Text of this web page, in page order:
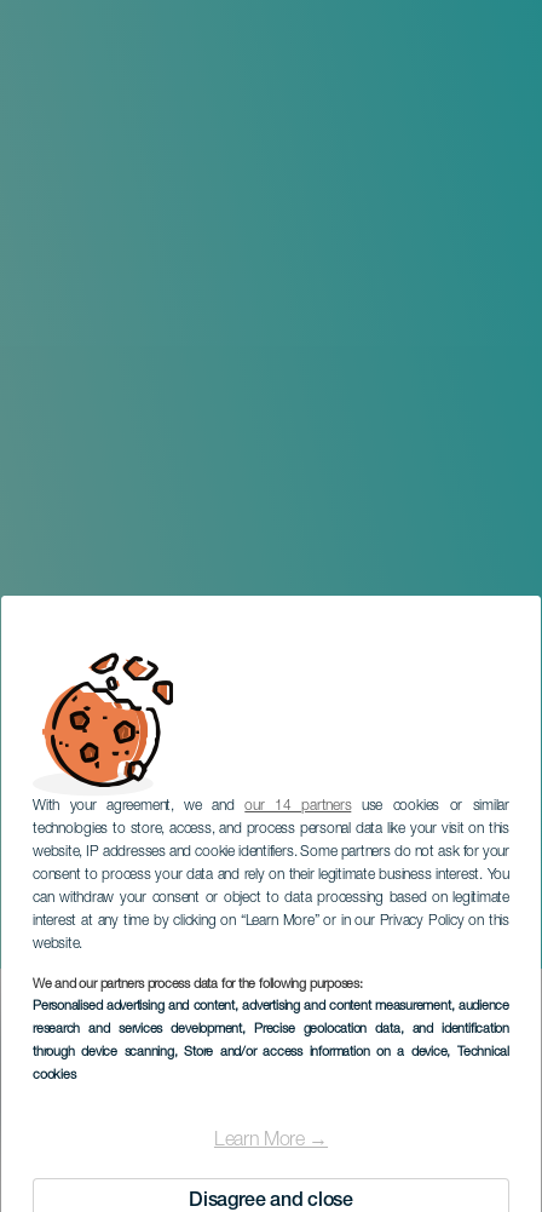
With your agreement, we andour 14 partnersuse cookies or similar
technologies to store, access, and process personal data like your visit on this
website, IP addresses and cookie identifiers. Some partners do not ask for your
consent to process your data and rely on their legitimate business interest. You
can withdraw your consent or object to data processing based on legitimate
interest at any time by clicking on “Learn More” or in our Privacy Policy on this
website.
We and our partners process data for the following purposes:
Personalised advertising and content, advertising and content measurement, audience
research and services development, Precise geolocation data, and identification
through device scanning, Store and/or access information on a device, Technical
cookies
Learn More →
Disagree and close
MAGMA – concierto para
dos cuerpos
TENERIFE
Imagen
Listado
EVENTO PASSATO